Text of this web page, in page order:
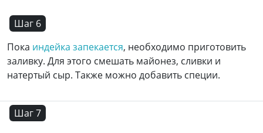
Шаг 6
Пока индейка запекается, необходимо приготовить
заливку. Для этого смешать майонез, сливки и
натертый сыр. Также можно добавить специи.
Шаг 7